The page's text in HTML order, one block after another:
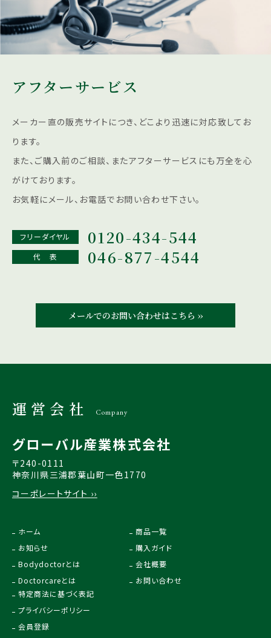
アフターサービス
メーカー直の販売サイトにつき、どこより迅速に対応致してお
ります。
また、ご購入前のご相談、またアフターサービスにも 万全を心
がけております。
お気軽にメール、お電話でお問い合わせ下さい。
フリーダイヤル 0120-434-544
代 表 046-877-4544
メールでのお問い合わせはこちら ››
運営会社 Company
グローバル産業株式会社
〒240-0111
神奈川県三浦郡葉山町一色1770
コーポレートサイト ››
ホーム
お知らせ
Bodydoctorとは
Doctorcareとは
商品一覧
購入ガイド
会社概要
お問い合わせ
特定商法に基づく表記
プライバシーポリシー
会員登録